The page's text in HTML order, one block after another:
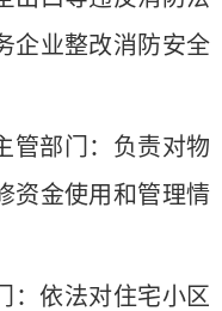
企业整改消防安全
管部门：负责对物
资金使用和管理情
：依法对住宅小区